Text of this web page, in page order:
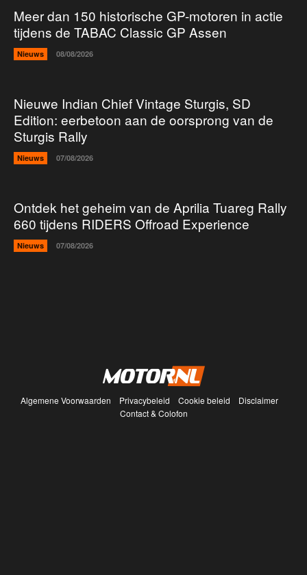
Meer dan 150 historische GP-motoren in actie
tijdens de TABAC Classic GP Assen
Nieuws 08/08/2026
Nieuwe Indian Chief Vintage Sturgis, SD
Edition: eerbetoon aan de oorsprong van de
Sturgis Rally
Nieuws 07/08/2026
Ontdek het geheim van de Aprilia Tuareg Rally
660 tijdens RIDERS Offroad Experience
Nieuws 07/08/2026
Algemene Voorwaarden Privacybeleid Cookie beleid
Disclaimer
Contact & Colofon